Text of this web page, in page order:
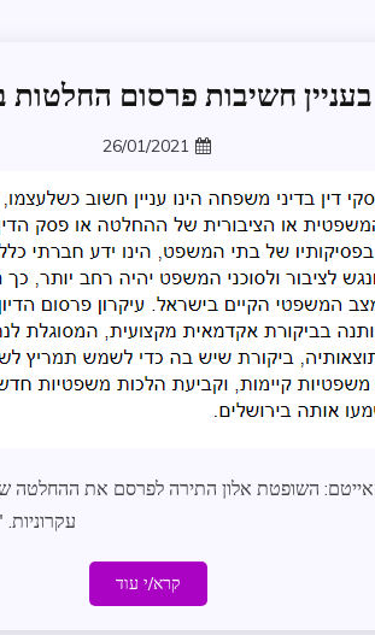
חופש
משפט
במרחב
תולעת
המשפט
חשיבות פרסום החלטות
26/01/2021
השופטת אלון התירה לפרסם את ההחלטה
קרא/י עוד